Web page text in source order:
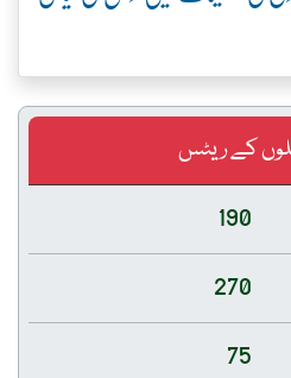
کے ریٹس
190
270
75